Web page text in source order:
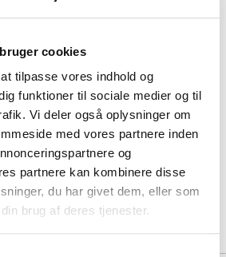
cookies
tilpasse vores indhold og
funktioner til sociale medier og til
Vi deler også oplysninger om
med vores partnere inden
og
partnere kan kombinere disse
du har givet dem, eller som
brug af deres tjenester.
0,5 g
0,3 g
1,9 g
0,14 g
1,7 g